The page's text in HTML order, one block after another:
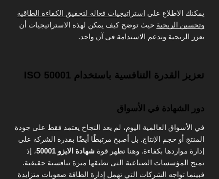
يمكنك الاطلاع على استراتيجيات فعالة لتحقيق الكفاءة الطاقية
وتحسين الربحية حيث توضح كيف يمكن لهذه الاستراتيجيات أن
تعزز الربحية وتدعم الاستدامة في آن واحد.
تعزيز القدرة التنافسية باستخدام ISO 50001
دور الشهادة في الأسواق
في الأسواق العالمية اليوم، لم يعد النجاح يعتمد فقط على جودة
المنتج أو حجم الإنتاج. بل أصبح مرتبطًا أيضًا بقدرة الشركة على
إدارة مواردها بكفاءة. وهنا تظهر قوة شهادة الايزو 50001
، إذ
تمنح المؤسسات الصناعية التي تطبقها ميزة تنافسية حقيقية.
فبينما تواجه الشركات التي تهمل إدارة الطاقة صعوبات متزايدة